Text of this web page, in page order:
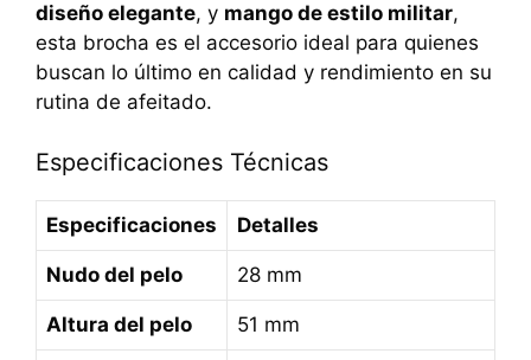
diseño elegante, y mango de estilo militar,
esta brocha es el accesorio ideal para quienes
buscan lo último en calidad y rendimiento en su
rutina de afeitado.
Especificaciones Técnicas
Especificaciones Detalles
Nudo del pelo 28 mm
Altura del pelo 51 mm